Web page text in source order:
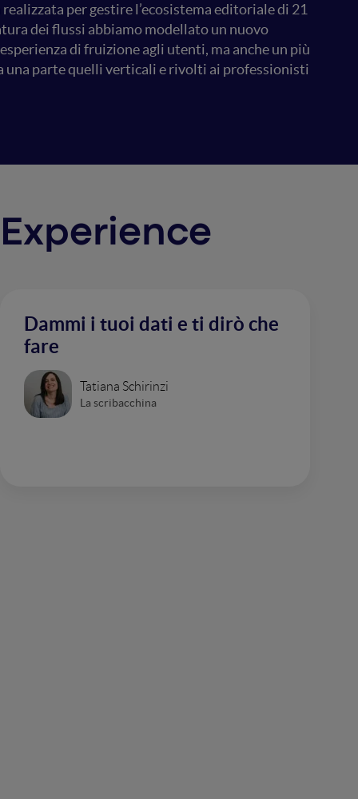
per gestire l’ecosistema editoriale di 21
dei flussi abbiamo modellato un nuovo
di fruizione agli utenti, ma anche un più
una parte quelli verticali e rivolti ai professionisti
Dammi i tuoi dati e ti dirò che
fare
Tatiana Schirinzi
La scribacchina